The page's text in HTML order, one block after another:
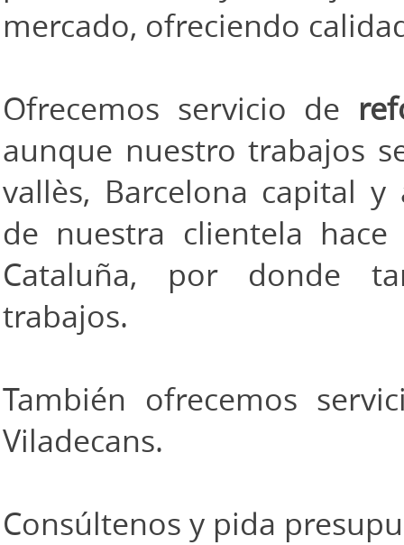
mercado, ofreciendo
Ofrecemos servicio de
aunque nuestro trabajos
vallès, Barcelona capital
de nuestra clientela
Cataluña, por donde
trabajos.
También ofrecemos
Viladecans.
Consúltenos y pida